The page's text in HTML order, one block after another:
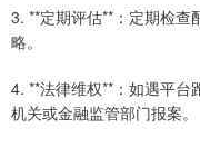
3. **定期评估**：定期检查
略。
4. **法律维权**：如遇平台
机关或金融监管部门报案。